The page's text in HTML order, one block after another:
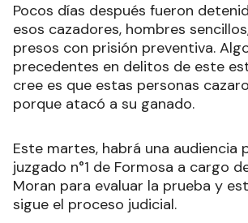
Pocos días después fueron
esos cazadores, hombres
presos con prisión preventiva.
precedentes en delitos de este
cree es que estas personas
porque atacó a su ganado.
Este martes, habrá una audiencia
juzgado n°1 de Formosa a cargo
Moran para evaluar la prueba y
sigue el proceso judicial.